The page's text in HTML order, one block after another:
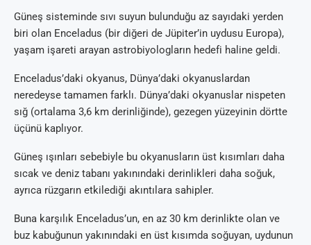
Güneş sisteminde sıvı suyun bulunduğu az sayıdaki yerden
biri olan Enceladus (bir diğeri de Jüpiter’in uydusu Europa),
yaşam işareti arayan astrobiyologların hedefi haline geldi.
Enceladus’daki okyanus, Dünya’daki okyanuslardan
neredeyse tamamen farklı. Dünya’daki okyanuslar nispeten
sığ (ortalama 3,6 km derinliğinde), gezegen yüzeyinin dörtte
üçünü kaplıyor.
Güneş ışınları sebebiyle bu okyanusların üst kısımları daha
sıcak ve deniz tabanı yakınındaki derinlikleri daha soğuk,
ayrıca rüzgarın etkilediği akıntılara sahipler.
Buna karşılık Enceladus’un, en az 30 km derinlikte olan ve
buz kabuğunun yakınındaki en üst kısımda soğuyan, uydunun